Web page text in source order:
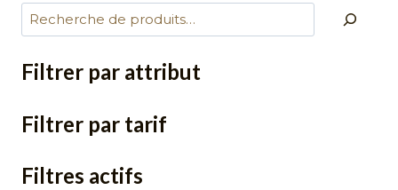
Rechercher
Filtrer par attribut
Filtrer par tarif
Filtres actifs